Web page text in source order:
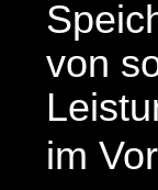
von
im